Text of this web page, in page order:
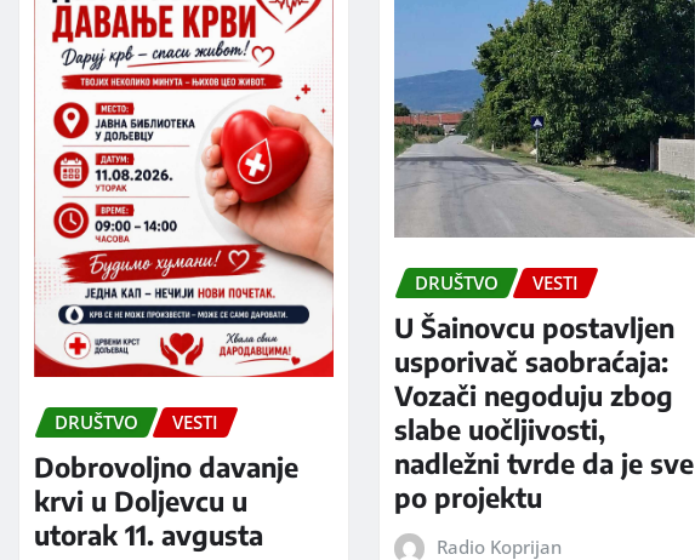
DRUŠTVO VESTI
Dobrovoljno davanje
krvi u Doljevcu u
utorak 11. avgusta
DRUŠTVO VESTI
U Šainovcu postavljen
usporivač saobraćaja:
Vozači negoduju zbog
slabe uočljivosti,
nadležni tvrde da je sve
po projektu
Radio Koprijan